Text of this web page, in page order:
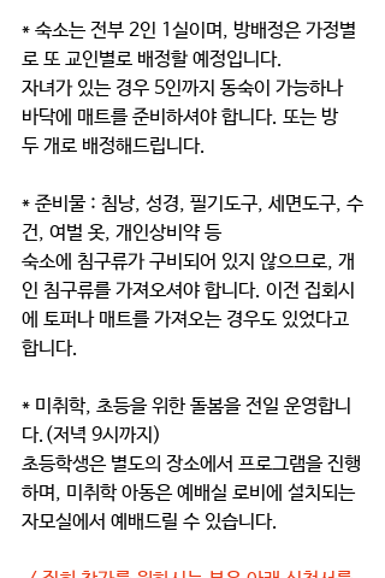
* 숙소는 전부 2인 1실이며, 방배정은 가정별
로 또 교인별로 배정할 예정입니다.
자녀가 있는 경우 5인까지 동숙이 가능하나
바닥에 매트를 준비하셔야 합니다. 또는 방
두 개로 배정해드립니다.
* 준비물 : 침낭, 성경, 필기도구, 세면도구, 수
건, 여벌 옷, 개인상비약 등
숙소에 침구류가 구비되어 있지 않으므로, 개
인 침구류를 가져오셔야 합니다. 이전 집회시
에 토퍼나 매트를 가져오는 경우도 있었다고
합니다.
* 미취학, 초등을 위한 돌봄을 전일 운영합니
다.(저녁 9시까지)
초등학생은 별도의 장소에서 프로그램을 진행
하며, 미취학 아동은 예배실 로비에 설치되는
자모실에서 예배드릴 수 있습니다.